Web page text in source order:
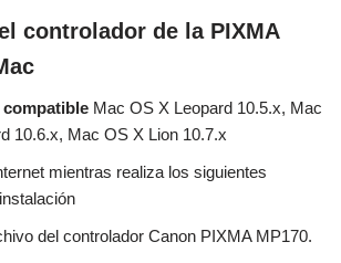
controlador de la PIXMA
Mac OS X Leopard 10.5.x, Mac
10.6.x, Mac OS X Lion 10.7.x
mientras realiza los siguientes
del controlador Canon PIXMA MP170.